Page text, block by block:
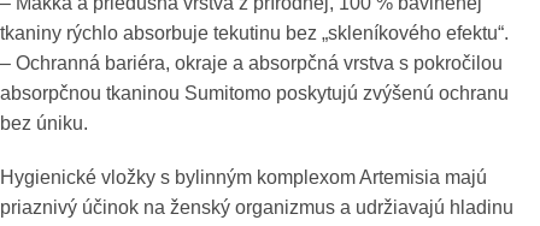
tkaniny rýchlo absorbuje tekutinu bez „skleníkového efektu“.
– Ochranná bariéra, okraje a absorpčná vrstva s pokročilou
absorpčnou tkaninou Sumitomo poskytujú zvýšenú ochranu
bez úniku.
Hygienické vložky s bylinným komplexom Artemisia majú
priaznivý účinok na ženský organizmus a udržiavajú hladinu